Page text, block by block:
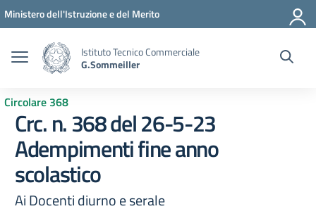
Vai ai contenuti
Vai al menu di navigazione
Vai al footer
Ministero dell'Istruzione e del Merito
Istituto Tecnico Commerciale
G.Sommeiller
Circolare 368
Crc. n. 368 del 26-5-23
Adempimenti fine anno
scolastico
Ai Docenti diurno e serale